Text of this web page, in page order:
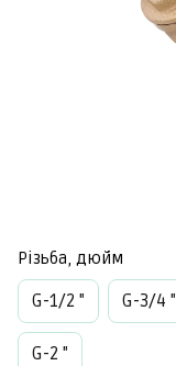
Різьба, дюйм
G-1/2 " G-3/4 "
G-2 "